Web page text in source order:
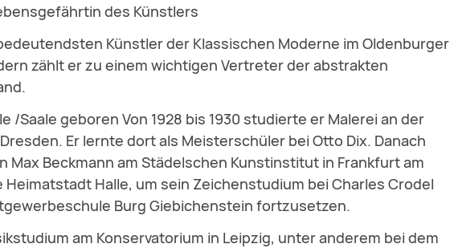
des Künstlers
Künstler der Klassischen Moderne im Oldenburger
zählt er zu einem wichtigen Vertreter der abstrakten
/Saale geboren Von 1928 bis 1930 studierte er Malerei an der
Er lernte dort als Meisterschüler bei Otto Dix. Danach
Max Beckmann am Städelschen Kunstinstitut in Frankfurt am
Heimatstadt Halle, um sein Zeichenstudium bei Charles Crodel
Burg Giebichenstein fortzusetzen.
am Konservatorium in Leipzig, unter anderem bei dem